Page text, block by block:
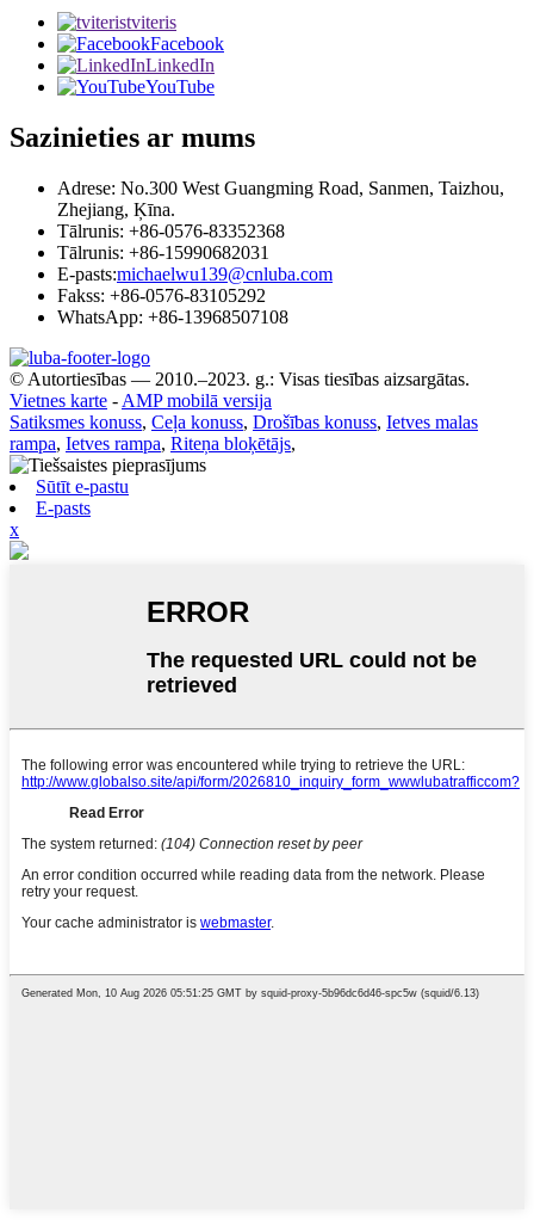
tviteris
Facebook
LinkedIn
YouTube
Sazinieties ar mums
Adrese: No.300 West Guangming Road, Sanmen, Taizhou,
Zhejiang, Ķīna.
Tālrunis: +86-0576-83352368
Tālrunis: +86-15990682031
E-pasts:michaelwu139@cnluba.com
Fakss: +86-0576-83105292
WhatsApp: +86-13968507108
© Autortiesības — 2010.–2023. g.: Visas tiesības aizsargātas.
Vietnes karte - AMP mobilā versija
Satiksmes konuss, Ceļa konuss, Drošības konuss, Ietves malas
rampa, Ietves rampa, Riteņa bloķētājs,
Sūtīt e-pastu
E-pasts
x